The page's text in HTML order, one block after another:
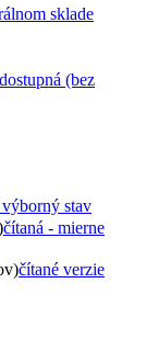
sklade
dostupná (bez
stav
čítaná - mierne
čítané verzie